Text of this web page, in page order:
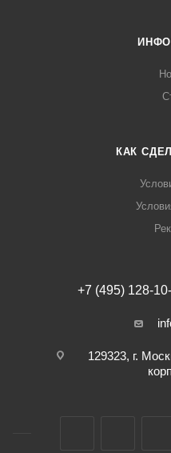
КАК
+7 (495) 128-
129323, г.